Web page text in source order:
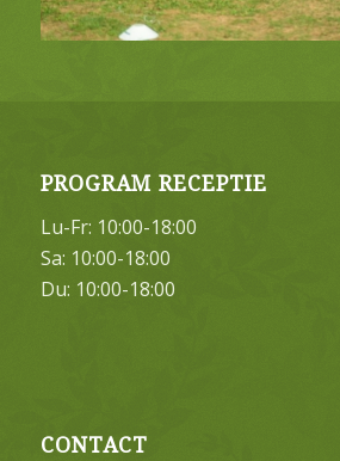
PROGRAM RECEPTIE
Lu-Fr: 10:00-18:00
Sa: 10:00-18:00
Du: 10:00-18:00
CONTACT